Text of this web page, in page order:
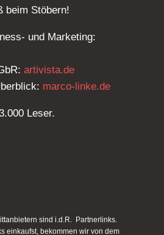
beim Stöbern!
und Marketing:
artivista.de
marco-linke.de
Leser.
sind i.d.R. Partnerlinks.
einkaufst, bekommen wir von dem